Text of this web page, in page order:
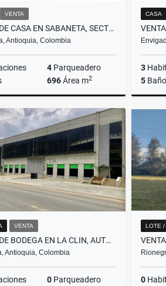
VENTA
VENTA DE CASA EN SABANETA, SECTOR CAÑAVERALEJO
Antioquia, Colombia
4 Parqueadero
696Área m2
Venta
$2.850.000.000
CASA
3
5
VENTA
VENTA DE BODEGA EN LA CLIN, AUTOPISTA NORTE (BELLO-HATILLO)
Antioquia, Colombia
0 Parqueadero
LOTE /
0